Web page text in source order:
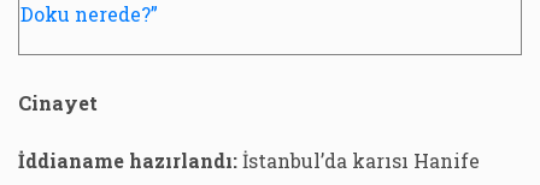
Doku nerede?”
Cinayet
İddianame hazırlandı:İstanbul’da karısı Hanife